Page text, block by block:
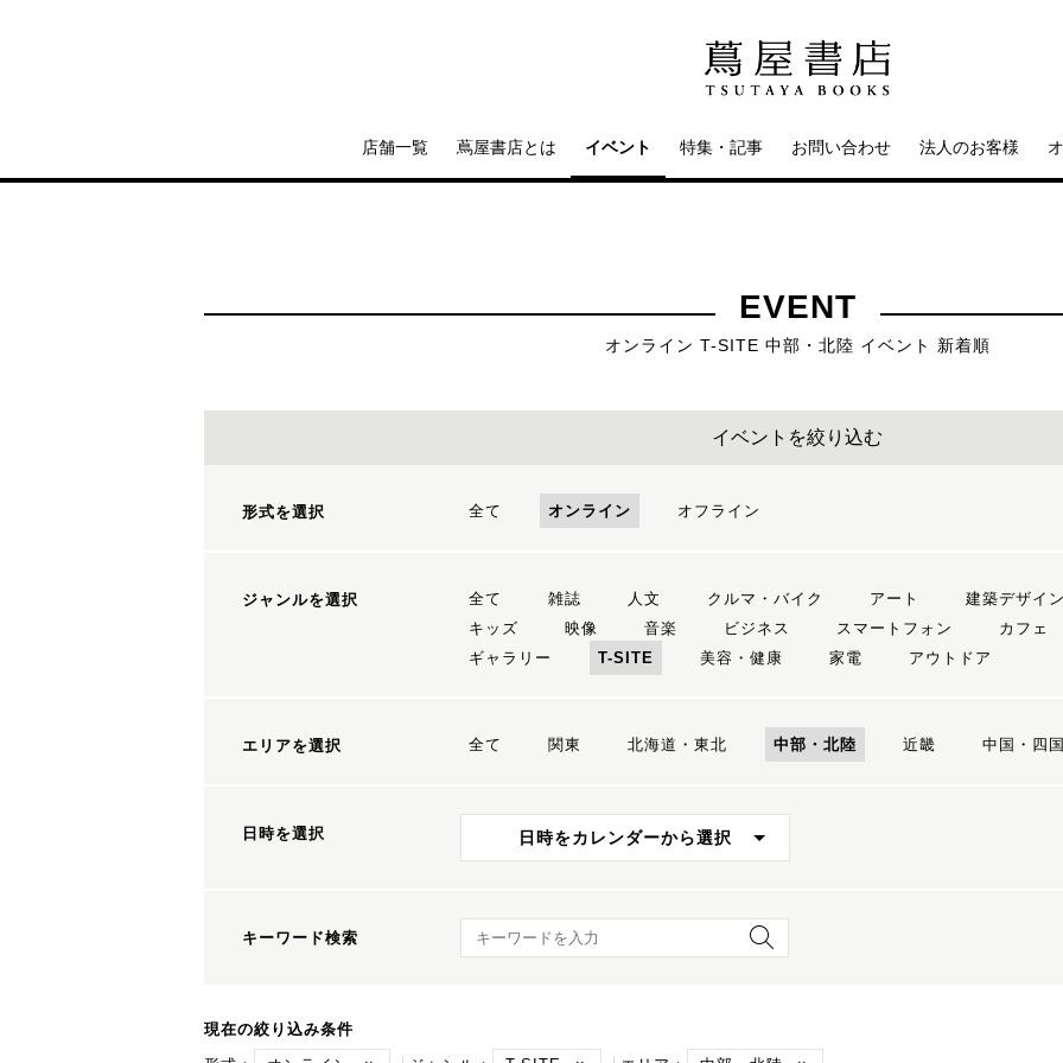
店舗一覧 蔦屋書店とは イベント 特集・記事 お問い合わせ 法人のお客様
EVENT
オンライン T-SITE 中部・北陸 イベント 新着順
イベントを絞り込む
形式を選択 全て オンライン オフライン
ジャンルを選択 全て 雑誌 人文 クルマ・バイク アート 建築デザイン
キッズ
映像 音楽 ビジネス スマートフォン カフェ
ギャラリー
T-SITE 美容・健康 家電 アウトドア
エリアを選択 全て 関東 北海道・東北 中部・北陸 近畿 中国・四国
日時を選択 日時をカレンダーから選択
キーワード検索 キーワード検索
現在の絞り込み条件